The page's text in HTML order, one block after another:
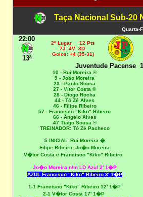
Taça Nacional Sub-20
Quarta-
22:00
13ª
2º Lugar 12 Pts
7J 4V 3D
Golos: +4 (35-31)
Juventude Pacense
10 - Rui Moreira ®
9 - João Moreira
23 - Paulo Sousa
27 - Vítor Costa ©
28 - Diogo Rocha
44 - Tó Zé Alves
46 - Filipe Ribeiro
57 - Francisco "Kiko" Ribeiro
66 - Ângelo Alves
47 Tiago Sousa ®
TREINADOR: Tó Zé Pacheco
5 INICIAL: Rui Moreira �
Filipe Ribeiro, Jo�o Moreira
V�tor Costa e Francisco "Kiko" Ribeiro
Jo�o Moreira n/m LD Azul 2' 1�P
AZUL Francisco "Kiko" Ribeiro 3' 1�P
1-1 Francisco "Kiko" Ribeiro 12' 1�P
2-1 V�tor Costa 17' 1�P